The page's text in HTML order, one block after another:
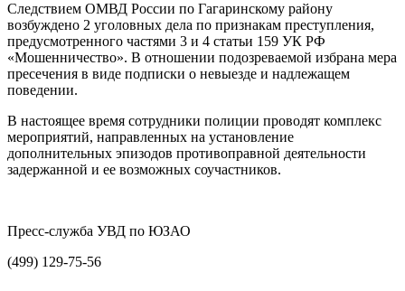
Следствием ОМВД России по Гагаринскому району
возбуждено 2 уголовных дела по признакам преступления,
предусмотренного частями 3 и 4 статьи 159 УК РФ
«Мошенничество». В отношении подозреваемой избрана мера
пресечения в виде подписки о невыезде и надлежащем
поведении.
В настоящее время сотрудники полиции проводят комплекс
мероприятий, направленных на установление
дополнительных эпизодов противоправной деятельности
задержанной и ее возможных соучастников.
Пресс-служба УВД по ЮЗАО
(499) 129-75-56